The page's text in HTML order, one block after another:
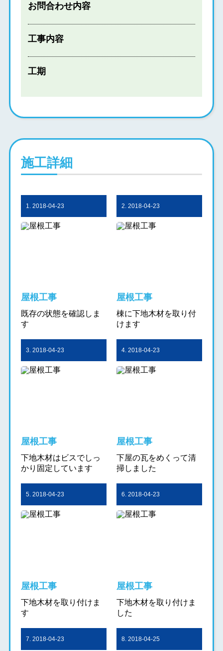
お問合わせ内容
工事内容
工期
施工詳細
1. 2018-04-23
屋根工事
既存の状態を確認しま
す
2. 2018-04-23
屋根工事
棟に下地木材を取り付
けます
3. 2018-04-23
屋根工事
下地木材はビスでしっ
かり固定しています
4. 2018-04-23
屋根工事
下屋の瓦をめくって清
掃しました
5. 2018-04-23
屋根工事
下地木材を取り付けま
す
6. 2018-04-23
屋根工事
下地木材を取り付けま
した
7. 2018-04-23 8. 2018-04-25